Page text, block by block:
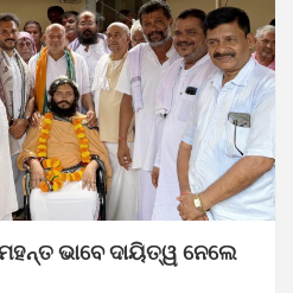
ମହନ୍ତ ଭାବେ ଦାୟିତ୍ୱ ନେଲେ